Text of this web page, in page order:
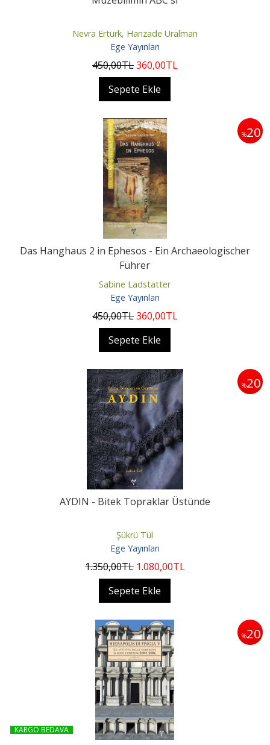
Nevra Ertürk, Hanzade Uralman
Ege Yayınları
450,00TL360,00TL
Sepete Ekle
%20
Das Hanghaus 2 in Ephesos - Ein Archaeologischer
Führer
Sabine Ladstatter
Ege Yayınları
450,00TL360,00TL
Sepete Ekle
%20
AYDIN - Bitek Topraklar Üstünde
Şükrü Tül
Ege Yayınları
1.350,00TL 1.080,00TL
Sepete Ekle
%20
KARGO BEDAVA